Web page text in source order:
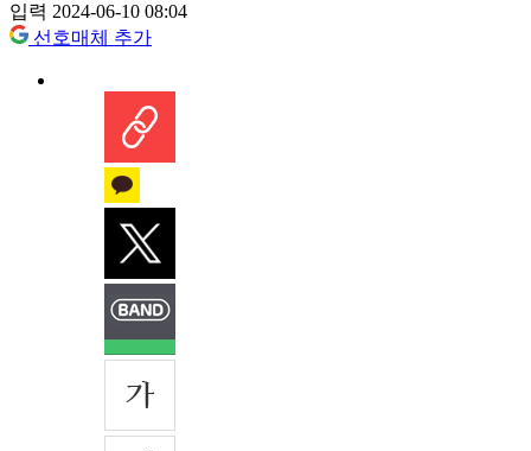
입력 2024-06-10 08:04
선호매체 추가